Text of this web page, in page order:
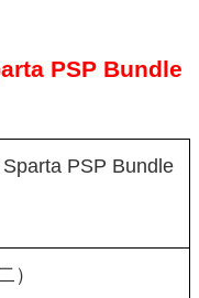
PSP Bundle
PSP Bundle
）